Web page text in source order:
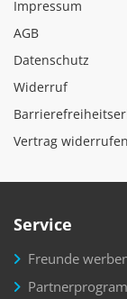
Impressum
AGB
Datenschutz
Widerruf
Vertrag widerrufen
Service
Freunde